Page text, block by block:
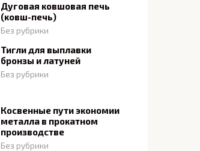
Дуговая ковшовая печь
(ковш-печь)
Без рубрики
Тигли для выплавки
бронзы и латуней
Без рубрики
Косвенные пути экономии
металла в прокатном
производстве
Без рубрики